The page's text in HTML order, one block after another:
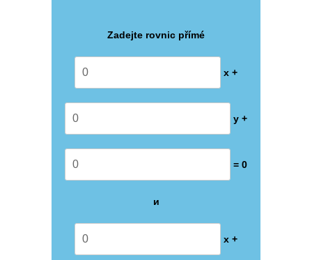
Zadejte rovnic přímé
x +
y +
= 0
и
x +